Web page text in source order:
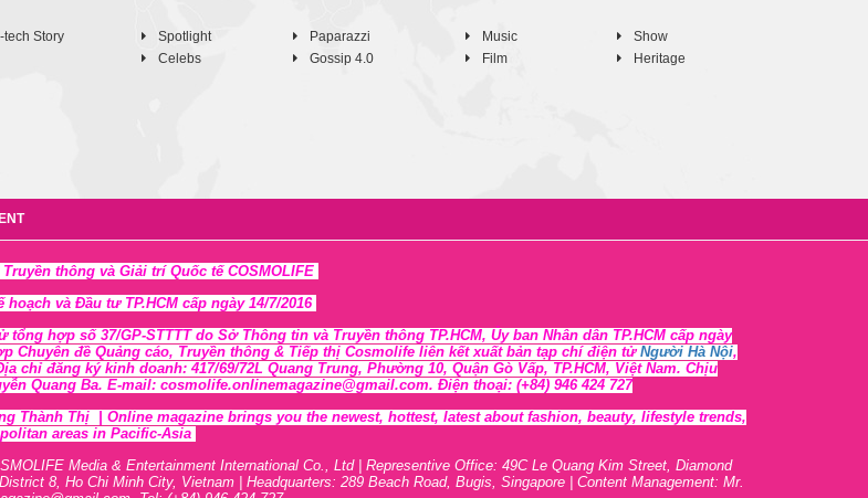
tech Story
Spotlight
Celebs
Paparazzi
Gossip 4.0
Music
Film
Show
Heritage
thông và Giải trí Quốc tế COSMOLIFE
và Đầu tư TP.HCM cấp ngày 14/7/2016
tổng hợp số 37/GP-STTTT do Sở Thông tin và Truyền thông TP.HCM, Ủy ban Nhân dân TP.HCM cấp ngày
Chuyên đề Quảng cáo, Truyền thông & Tiếp thị Cosmolife liên kết xuất bản tạp chí điện tử Người Hà Nội,
chỉ đăng ký kinh doanh: 417/69/72L Quang Trung, Phường 10, Quận Gò Vấp, TP.HCM, Việt Nam. Chịu
Quang Ba. E-mail: cosmolife.onlinemagazine@gmail.com. Điện thoại: (+84) 946 424 727
Thành Thị | Online magazine brings you the newest, hottest, latest about fashion, beauty, lifestyle trends,
areas in Pacific-Asia
Media & Entertainment International Co., Ltd | Representive Office: 49C Le Quang Kim Street, Diamond
District 8, Ho Chi Minh City, Vietnam | Headquarters: 289 Beach Road, Bugis, Singapore | Content Management: Mr.